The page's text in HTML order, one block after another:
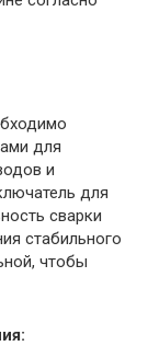
для
и
для
сварки
стабильного
чтобы